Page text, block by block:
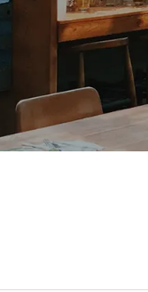
会社概要
代表者挨拶
グループ一覧
経営理念
事業紹介